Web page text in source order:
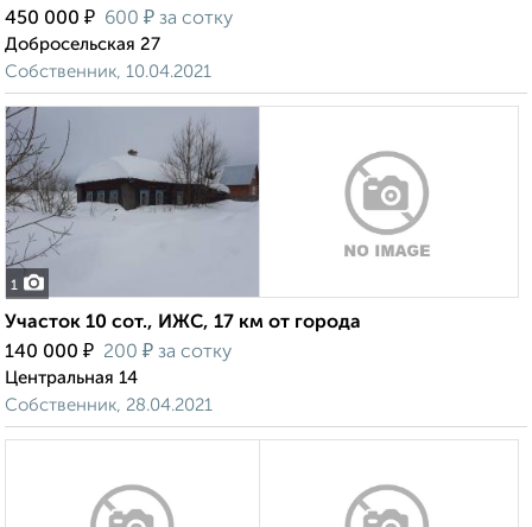
450 000 ₽ 600 ₽ за сотку
Добросельская 27
Собственник, 10.04.2021
1
Участок 10 сот., ИЖС, 17 км от города
140 000 ₽ 200 ₽ за сотку
Центральная 14
Собственник, 28.04.2021